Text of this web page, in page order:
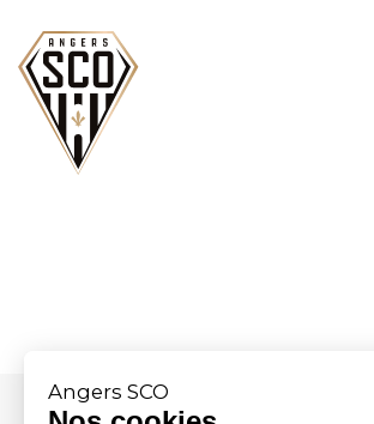
Angers SCO